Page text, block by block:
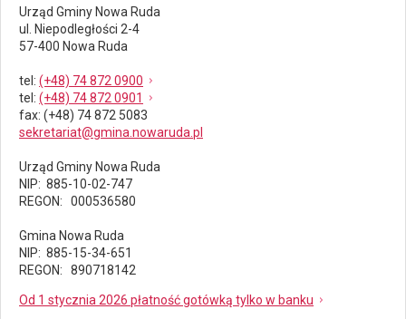
Urząd Gminy Nowa Ruda
ul. Niepodległości 2-4
57-400 Nowa Ruda
tel : (+48) 74 872 0900
tel : (+48) 74 872 0901
fax: (+48) 74 872 5083
sekretariat@gmina.nowaruda.pl
Urząd Gminy Nowa Ruda
NIP: 885-10-02-747
REGON: 000536580
Gmina Nowa Ruda
NIP: 885-15-34-651
REGON: 890718142
Od 1 stycznia 2026 płatność gotówką tylko w banku